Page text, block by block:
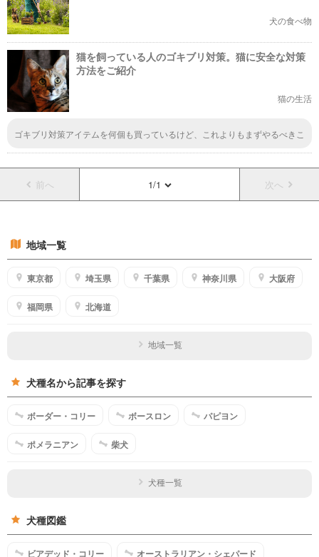
犬の食べ物
猫を飼っている人のゴキブリ対策。猫に安全な対策
方法をご紹介
猫の生活
ゴキブリ対策アイテムを何個も買っているけど、これよりもまずやるべきこ
近いと思います。なんで今までこのことに気がつかなかったんだろうって後
悔中。
前へ 1/1 次へ
地域一覧
東京都 埼玉県 千葉県 神奈川県 大阪府
福岡県 北海道
地域一覧
犬種名から記事を探す
ボーダー・コリー ボースロン パピヨン
ポメラニアン 柴犬
犬種一覧
犬種図鑑
ビアデッド・コリー オーストラリアン・シェパード